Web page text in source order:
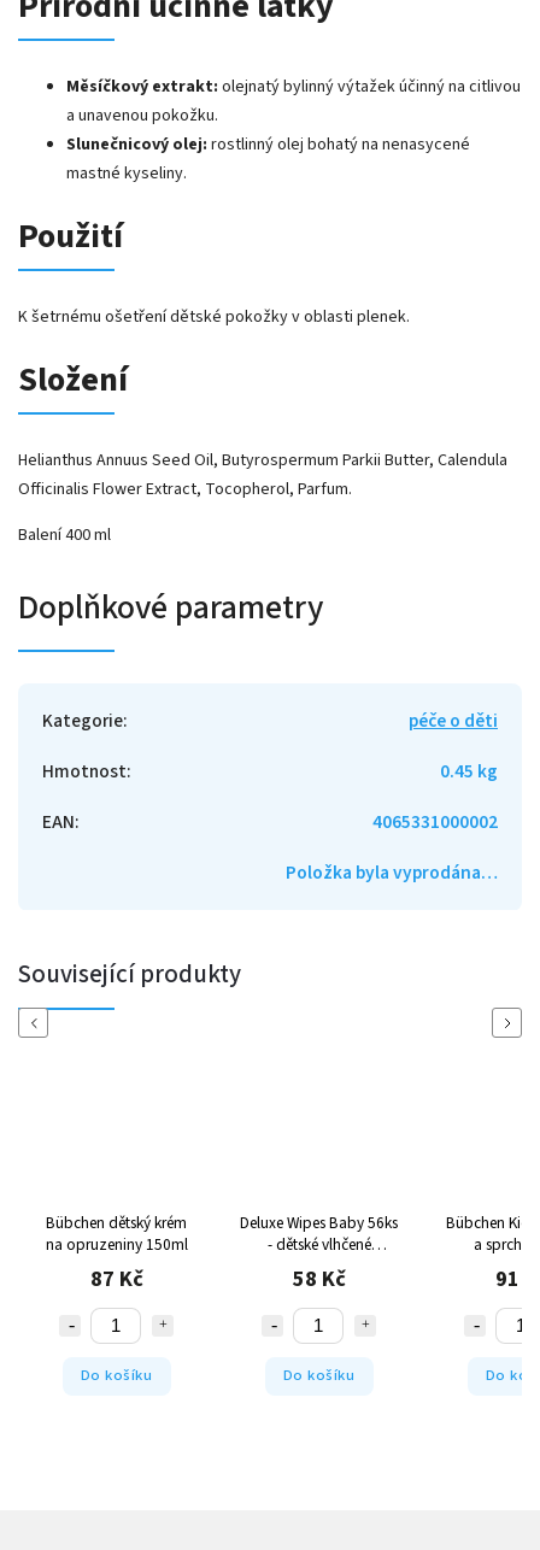
Měsíčkový extrakt: olejnatý bylinný výtažek účinný na citlivou
a unavenou pokožku.
Slunečnicový olej: rostlinný olej bohatý na nenasycené
mastné kyseliny.
Použití
K šetrnému ošetření dětské pokožky v oblasti plenek.
Složení
Helianthus Annuus Seed Oil, Butyrospermum Parkii Butter, Calendula
Officinalis Flower Extract, Tocopherol, Parfum.
Balení 400 ml
Doplňkové parametry
Kategorie:
péče o děti
Hmotnost:
0.45 kg
EAN:
4065331000002
Položka byla vyprodána…
Související produkty
Previous
Bübchen dětský krém
na opruzeniny 150ml
87 Kč
Do košíku
Deluxe Wipes Baby 56ks
- dětské vlhčené
ubrousky
58 Kč
Do košíku
Bübchen
a
91
Do
Next